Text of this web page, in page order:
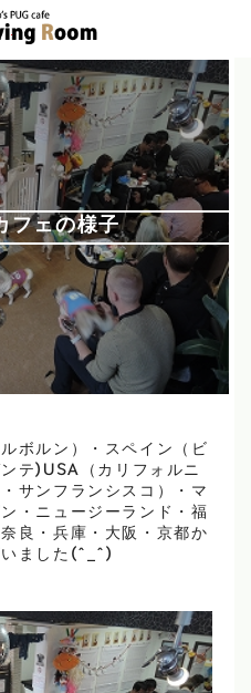
フェの様子
ボルン）・スペイン（ビ
テ)USA（カリフォルニ
サンフランシスコ）・マ
・ニュージーランド・福
良・兵庫・大阪・京都か
ました(^_^)